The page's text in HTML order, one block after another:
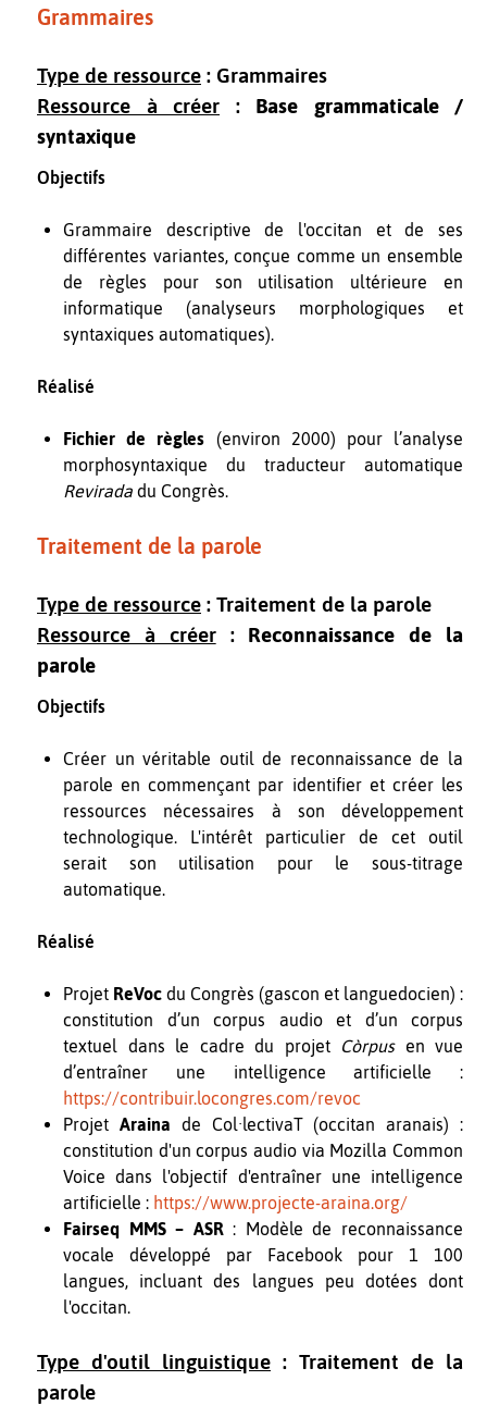
Grammaires
Type de ressource : Grammaires
Ressource à créer : Base grammaticale /
syntaxique
Objectifs
Grammaire descriptive de l'occitan et de ses
différentes variantes, conçue comme un ensemble
de règles pour son utilisation ultérieure en
informatique (analyseurs morphologiques et
syntaxiques automatiques).
Réalisé
Fichier de règles (environ 2000) pour l’analyse
morphosyntaxique du traducteur automatique
Revirada du Congrès.
Traitement de la parole
Type de ressource : Traitement de la parole
Ressource à créer: Reconnaissance de la
parole
Objectifs
Créer un véritable outil de reconnaissance de la
parole en commençant par identifier et créer les
ressources nécessaires à son développement
technologique. L'intérêt particulier de cet outil
serait son utilisation pour le sous-titrage
automatique.
Réalisé
Projet ReVoc du Congrès (gascon et languedocien) :
constitution d’un corpus audio et d’un corpus
textuel dans le cadre du projet
Còrpus en vue
d’entraîner une intelligence artificielle :
https://contribuir.locongres.com/revoc
Projet Araina de Col·lectivaT (occitan aranais) :
constitution d'un corpus audio via Mozilla Common
Voice dans l'objectif d'entraîner une intelligence
artificielle : https://www.projecte-araina.org/
Fairseq MMS – ASR: Modèle de reconnaissance
vocale développé par Facebook pour 1 100
langues, incluant des langues peu dotées dont
l'occitan.
Type d'outil linguistique : Traitement de la
parole